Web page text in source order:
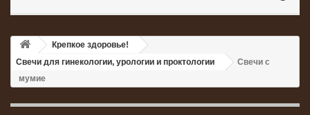
Крепкое здоровье!
Свечи для гинекологии, урологии и проктологии
Свечи с
мумие